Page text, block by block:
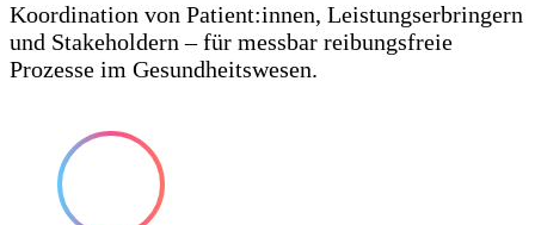
Koordination von Patient:innen, Leistungserbringern
und Stakeholdern – für messbar reibungsfreie
Prozesse im Gesundheitswesen.